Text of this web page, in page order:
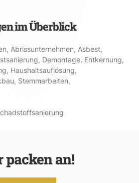
im Überblick
, Abrissunternehmen, Asbest,
, Demontage, Entkernung,
, Haushaltsauflösung,
, Stemmarbeiten,
packen an!